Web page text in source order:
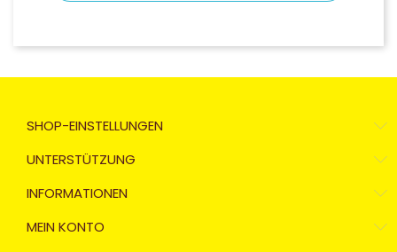
SHOP-EINSTELLUNGEN
UNTERSTÜTZUNG
INFORMATIONEN
MEIN KONTO